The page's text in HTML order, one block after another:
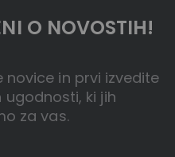
O NOVOSTIH!
novice in prvi izvedite
ugodnosti, ki jih
za vas.